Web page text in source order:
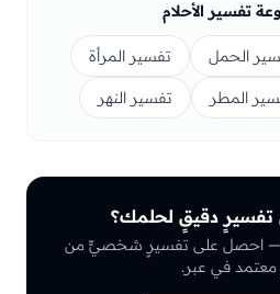
تفسير الأحلام
الحمل تفسير المرأة
المطر تفسير النهر
دقيقٍ لحلمك؟
— احصل على تفسيرٍ شخصيٍّ من
معتمد في عبر.